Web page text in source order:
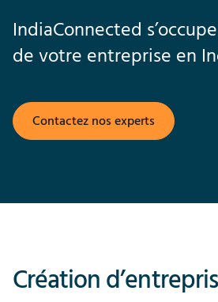
IndiaConnected
de votre entreprise en
Contactez nos experts
Création